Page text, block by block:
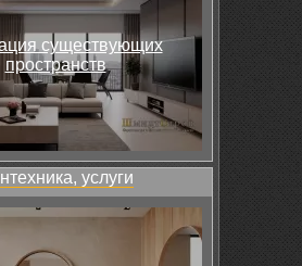
существующих
пространств
услуги